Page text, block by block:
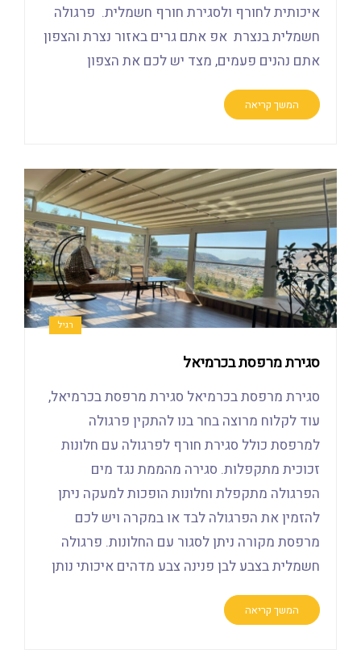
איכותית לחורף ולסגירת חורף חשמלית. פרגולה
חשמלית בנצרת אפ אתם גרים באזור נצרת והצפון
אתם נהנים פעמים, מצד יש לכם את הצפון
המשך קריאה
רגיל
סגירת מרפסת בכרמיאל
סגירת מרפסת בכרמיאל סגירת מרפסת בכרמיאל,
עוד לקלוח מרוצה בחר בנו להתקין פרגולה
למרפסת כולל סגירת חורף לפרגולה עם חלונות
זכוכית מתקפלות. סגירה מהממת נגד מים
הפרגולה מתקפלת וחלונות הופכות למעקה ניתן
להזמין את הפרגולה לבד או במקרה ויש לכם
מרפסת מקורה ניתן לסגור עם החלונות. פרגולה
חשמלית בצבע לבן פנינה צבע מדהים איכותי נותן
המשך קריאה